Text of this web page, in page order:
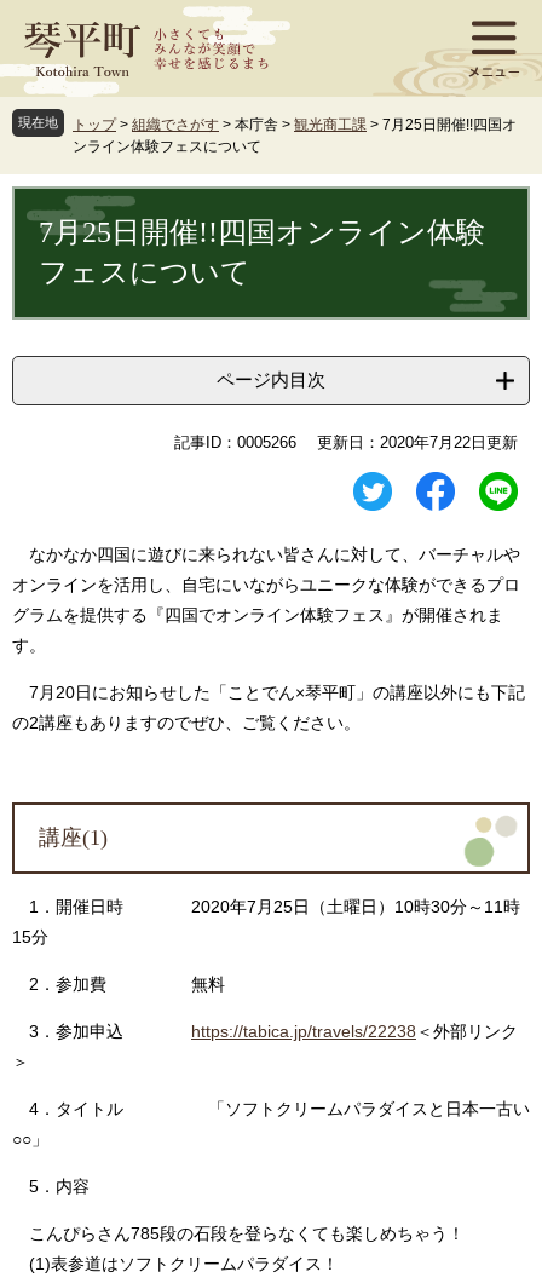
ジ
先
頭
す
ュ
を
飛
し
現在地 トップ > 組織でさがす > 本庁舎 > 観光商工課 > 7月25日開催!!四国オ
ンライン体験フェスについて
文 7月25日開催!!四国オンライン体験
フェスについて
ページ内目次
記事ID：0005266 更新日：2020年7月22日更新
なかなか四国に遊びに来られない皆さんに対して、バーチャルや
オンラインを活用し、自宅にいながらユニークな体験ができるプロ
グラムを提供する『四国でオンライン体験フェス』が開催されま
す。
7月20日にお知らせした「ことでん×琴平町」の講座以外にも下記
の2講座もありますのでぜひ、ご覧ください。
講座(1)
1．開催日時 2020年7月25日（土曜日）10時30分～11時
15分
2．参加費 無料
3．参加申込 https://tabica.jp/travels/22238 ＜外部リンク
＞
4．タイトル 「ソフトクリームパラダイスと日本一古い
○○」
5．内容
こんぴらさん785段の石段を登らなくても楽しめちゃう！
(1)表参道はソフトクリームパラダイス！